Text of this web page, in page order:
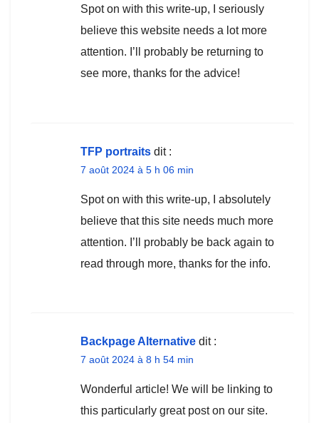
Spot on with this write-up, I seriously
believe this website needs a lot more
attention. I’ll probably be returning to
see more, thanks for the advice!
TFP portraits dit :
7 août 2024 à 5 h 06 min
Spot on with this write-up, I absolutely
believe that this site needs much more
attention. I’ll probably be back again to
read through more, thanks for the info.
Backpage Alternative dit :
7 août 2024 à 8 h 54 min
Wonderful article! We will be linking to
this particularly great post on our site.